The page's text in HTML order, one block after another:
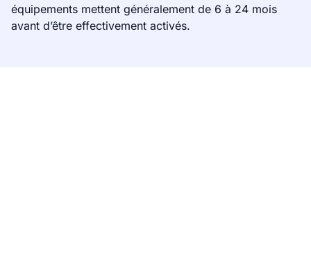
équipements mettent généralement de 6 à 24 mois
avant d’être effectivement activés.